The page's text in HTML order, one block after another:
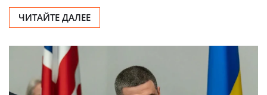
ЧИТАЙТЕ ДАЛЕЕ